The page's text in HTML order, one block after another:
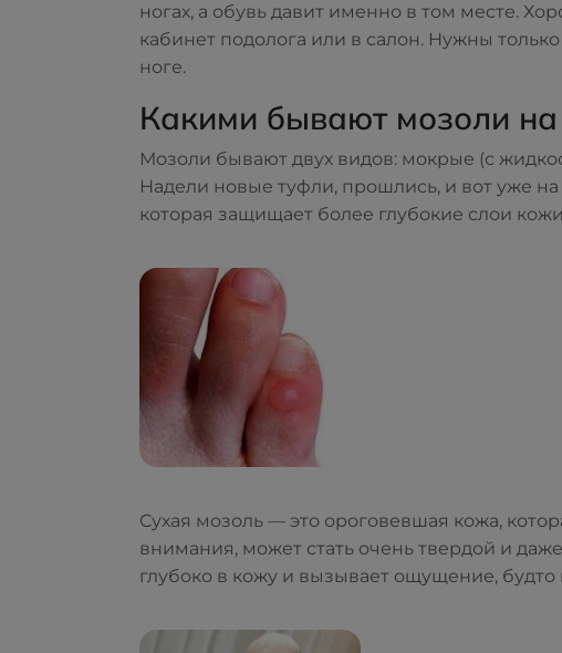
ногах, а обувь давит именно в том месте.
кабинет подолога или в салон. Нужны
ноге.
Какими бывают мозоли на
Мозоли бывают двух видов: мокрые (с
Надели новые туфли, прошлись, и вот уже
которая защищает более глубокие слои
Сухая мозоль — это ороговевшая кожа,
внимания, может стать очень твердой и
глубоко в кожу и вызывает ощущение, будто